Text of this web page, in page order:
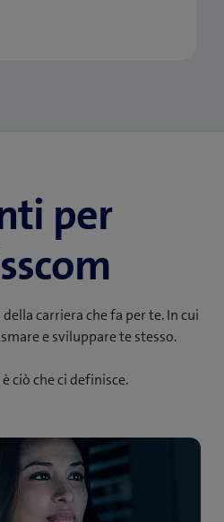
per
carriera che fa per te. In cui
e sviluppare te stesso.
ciò che ci definisce.